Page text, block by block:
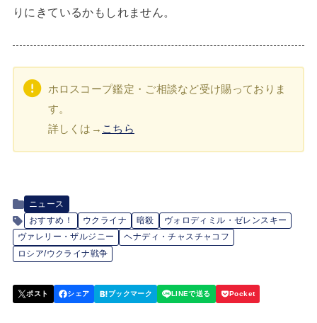
りにきているかもしれません。
ホロスコープ鑑定・ご相談など受け賜っておりま
す。
詳しくは→ こちら
ニュース
おすすめ！
ウクライナ 暗殺
ヴォロディミル・ゼレンスキー
ヴァレリー・ザルジニー
ヘナディ・チャスチャコフ
ロシア/ウクライナ戦争